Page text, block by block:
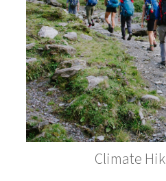
Climate